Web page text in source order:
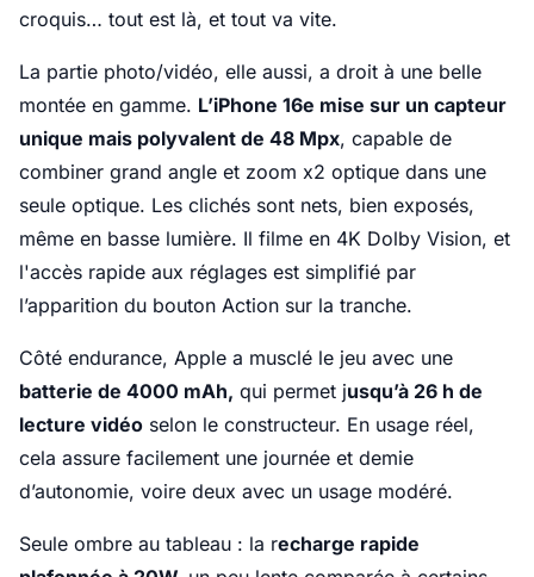
croquis… tout est là, et tout va vite.
La partie photo/vidéo, elle aussi, a droit à une belle
montée en gamme. L’iPhone 16e mise sur un capteur
unique mais polyvalent de 48 Mpx, capable de
combiner grand angle et zoom x2 optique dans une
seule optique. Les clichés sont nets, bien exposés,
même en basse lumière. Il filme en 4K Dolby Vision, et
l'accès rapide aux réglages est simplifié par
l’apparition du bouton Action sur la tranche.
Côté endurance, Apple a musclé le jeu avec une
batterie de 4000 mAh, qui permet jusqu’à 26 h de
lecture vidéo selon le constructeur. En usage réel,
cela assure facilement une journée et demie
d’autonomie, voire deux avec un usage modéré.
Seule ombre au tableau : la recharge rapide